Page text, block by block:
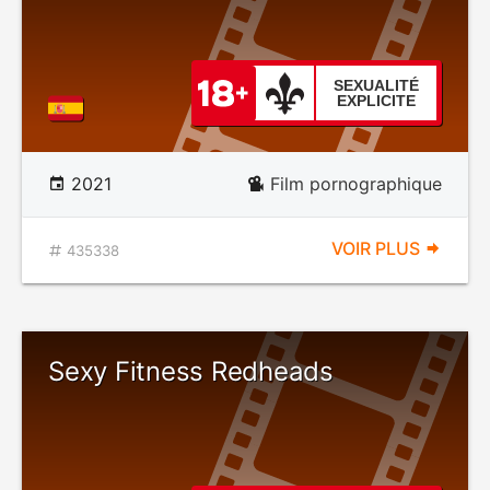
SEXUALITÉ
EXPLICITE
2021 Film pornographique
435338 VOIR PLUS
Sexy Fitness Redheads